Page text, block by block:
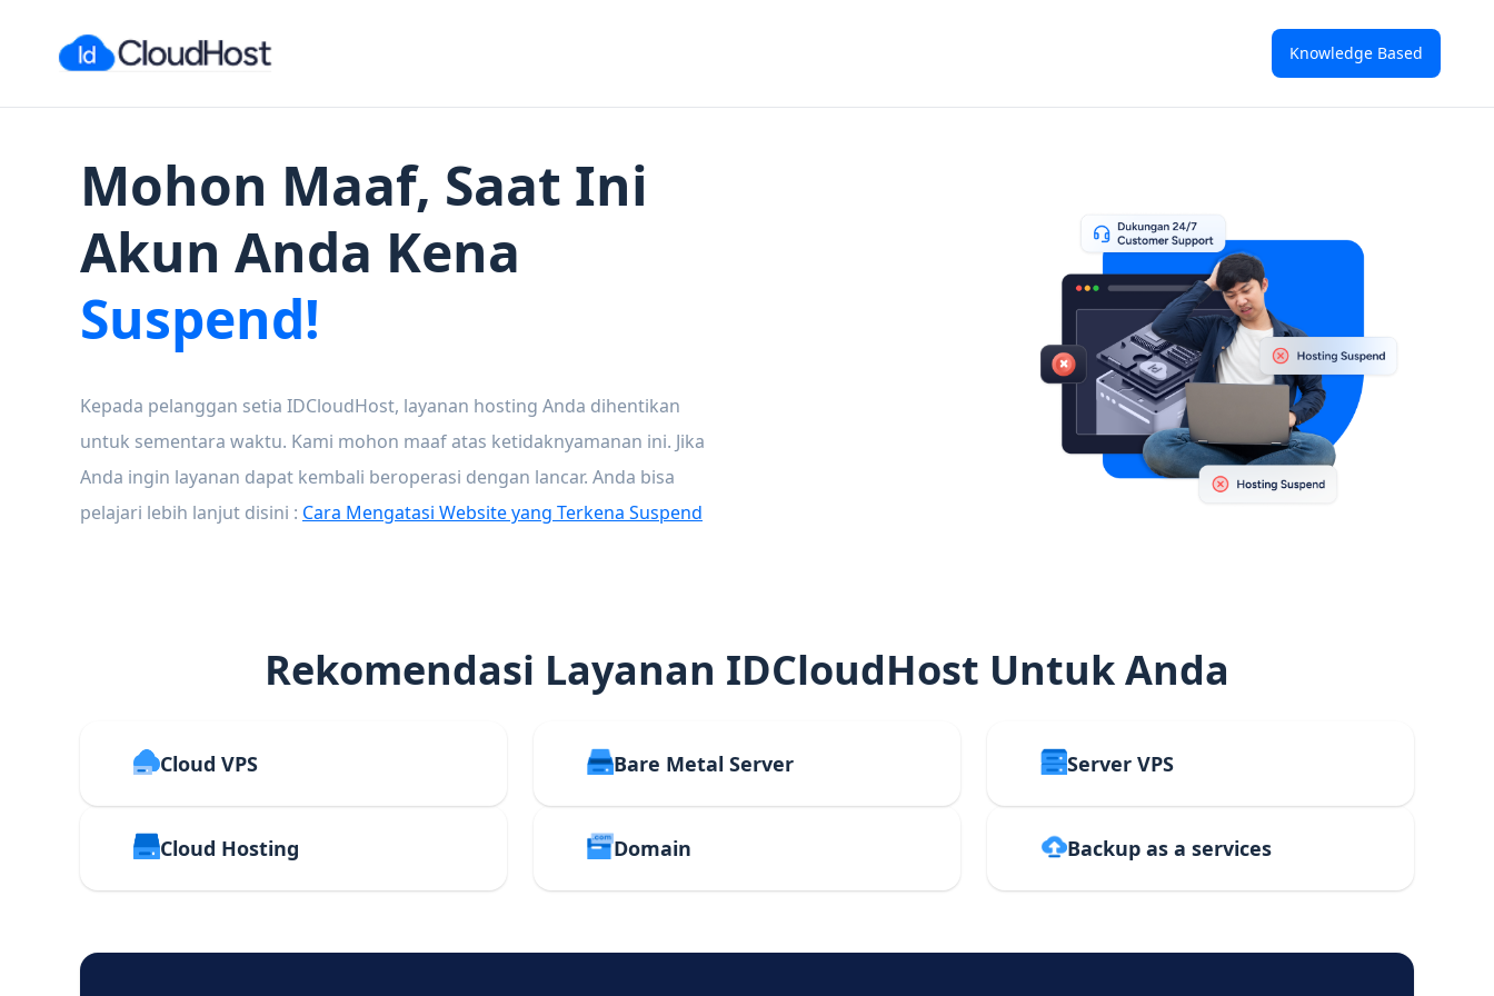
Knowledge Based
Mohon Maaf, Saat Ini
Akun Anda Kena
Suspend!
Kepada pelanggan setia IDCloudHost, layanan hosting Anda dihentikan
untuk sementara waktu. Kami mohon maaf atas ketidaknyamanan ini. Jika
Anda ingin layanan dapat kembali beroperasi dengan lancar. Anda bisa
pelajari lebih lanjut disini : Cara Mengatasi Website yang Terkena Suspend
Rekomendasi Layanan IDCloudHost Untuk Anda
Cloud VPS Bare Metal Server Server VPS
Cloud Hosting Domain Backup as a services